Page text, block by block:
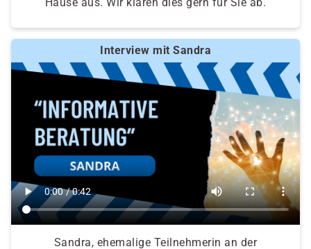
Hause aus. Wir klären dies gern für Sie ab.
Interview mit Sandra
Sandra, ehemalige Teilnehmerin an der